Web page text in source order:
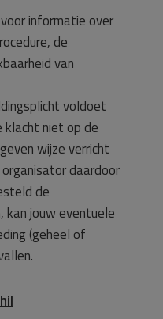
informatie over
de
van
voldoet
niet op de
wijze verricht
daardoor
de
jouw eventuele
(geheel of